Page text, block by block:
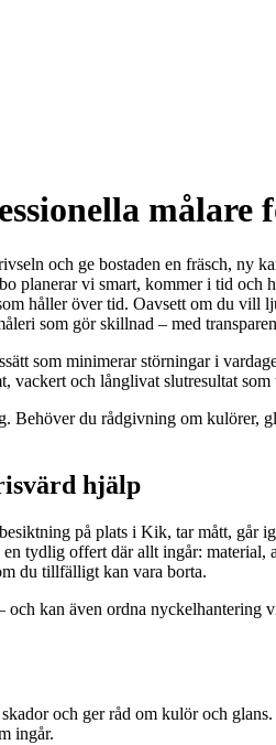
målare
och ge bostaden en fräsch, ny
vi smart, kommer i tid och
håller över tid. Oavsett om du
som gör skillnad – med
som minimerar störningar i
vackert och långlivat slutresultat som
du rådgivning om kulörer,
hjälp
på plats i Kik, tar mått, går
tydlig offert där allt ingår:
du tillfälligt kan vara borta.
kan även ordna
och ger råd om kulör och glans.
ingår.